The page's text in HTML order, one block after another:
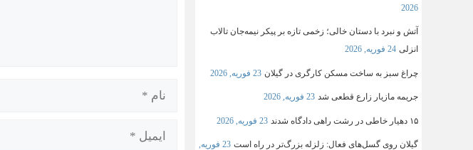
2026
آتش و نبرد با دستان خالی؛ زخمی تازه بر پیکر نیمه‌جان تالاب
انزلی 24 فوریه, 2026
چراغ سبز به ساخت مسکن کارگری در گیلان 23 فوریه, 2026
جریمه مازیار زارع قطعی شد 23 فوریه, 2026
۱۵ دهیار خاطی در رشت راهی دادگاه شدند 23 فوریه, 2026
گیلان روی گسل‌های فعال: زلزله بزرگ‌تر در راه است
23 فوریه,